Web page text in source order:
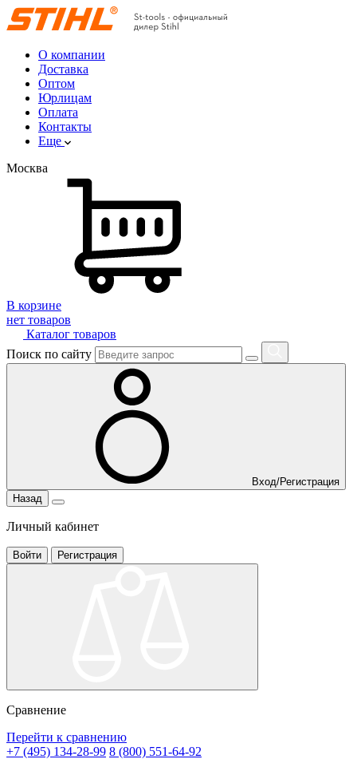
О компании
Доставка
Оптом
Юрлицам
Оплата
Контакты
Еще
Москва
В корзине
нет товаров
Каталог товаров
Поиск по сайту
Вход/Регистрация
Назад
Личный кабинет
Войти Регистрация
Сравнение
Перейти к сравнению
+7 (495) 134-28-99 8 (800) 551-64-92